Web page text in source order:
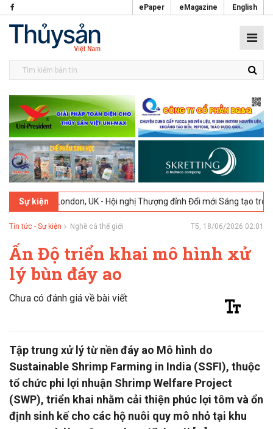
ePaper eMagazine English
Sự kiện
London, UK - Hội nghị Thượng đỉnh Đổi mới Sáng tạo trong Ngành
Tin tức - Sự kiện Nghề cá thế giới T5, 18/06/2026 02:01
Ấn Độ triển khai mô hình xử
lý bùn đáy ao
Chưa có đánh giá về bài viết
Tập trung xử lý từ nền đáy ao Mô hình do
Sustainable Shrimp Farming in India (SSFI), thuộc
tổ chức phi lợi nhuận Shrimp Welfare Project
(SWP), triển khai nhằm cải thiện phúc lợi tôm và ổn
định sinh kế cho các hộ nuôi quy mô nhỏ tại khu